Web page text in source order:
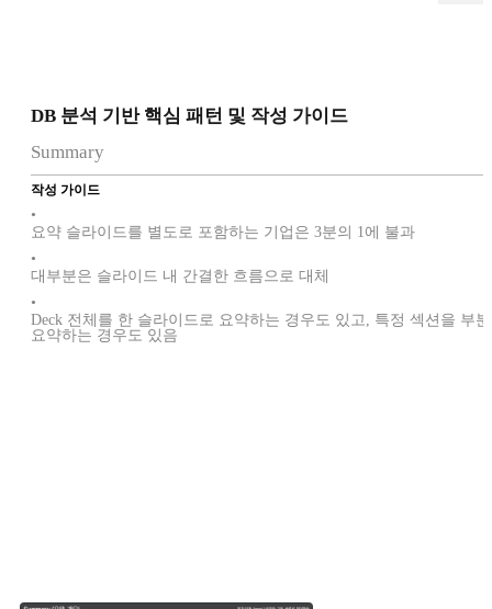
DB 분석 기반 핵심 패턴 및 작성 가이드
Summary
작성 가이드
•
요약 슬라이드를 별도로 포함하는 기업은 3분의 1에 불과
•
대부분은 슬라이드 내 간결한 흐름으로 대체
•
Deck 전체를 한 슬라이드로 요약하는 경우도 있고, 특정 섹션을 부분
요약하는 경우도 있음